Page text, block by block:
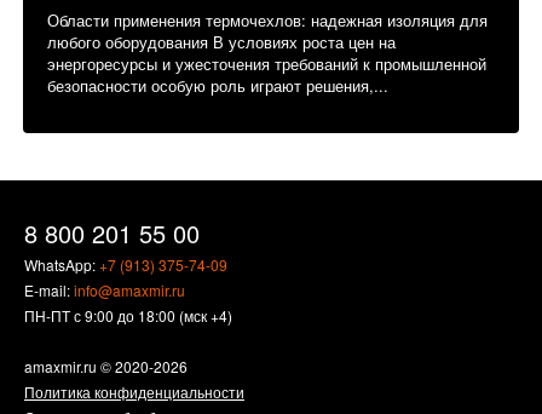
Области применения термочехлов: надежная изоляция для
любого оборудования В условиях роста цен на
энергоресурсы и ужесточения требований к промышленной
безопасности особую роль играют решения,...
8 800 201 55 00
WhatsApp:+7 (913) 375-74-09
E-mail:info@amaxmir.ru
ПН-ПТ с 9:00 до 18:00 (мск +4)
amaxmir.ru © 2020-2026
Политика конфиденциальности